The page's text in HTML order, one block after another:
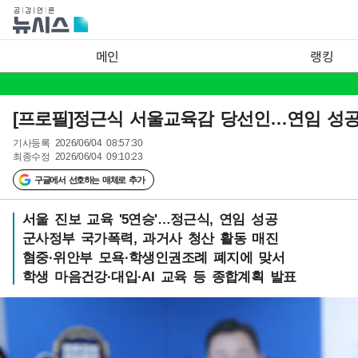
메인 랭킹
[프로필]정근식 서울교육감 당선인…연임 성
기사등록 2026/06/04 08:57:30
최종수정 2026/06/04 09:10:23
구글에서 선호하는 매체로 추가
서울 진보 교육 '5연승'…정근식, 연임 성공
군사정부 국가폭력, 과거사 청산 활동 매진
혐중·위안부 모욕·학생인권조례 폐지에 맞서
학생 마음건강·대입·AI 교육 등 종합계획 발표